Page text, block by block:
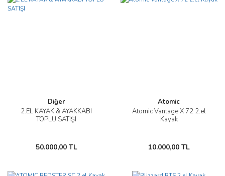
Diğer
2.EL KAYAK & AYAKKABI
TOPLU SATIŞI
50.000,00 TL
Atomic
Atomic Vantage X 72 2.el
Kayak
10.000,00 TL